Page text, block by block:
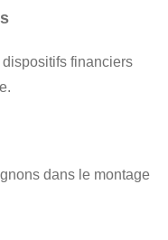
financiers
dans le montage